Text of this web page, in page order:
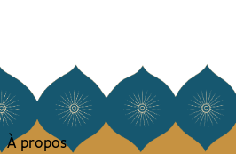
À propos